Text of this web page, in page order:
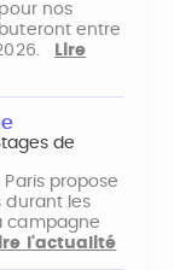
nos
entre
Lire
de
propose
durant les
campagne
l'actualité